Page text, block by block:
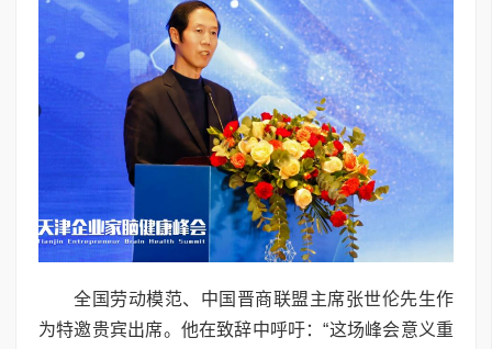
全国劳动模范、中国晋商联盟主席张世伦先生作
为特邀贵宾出席。他在致辞中呼吁：“这场峰会意义重